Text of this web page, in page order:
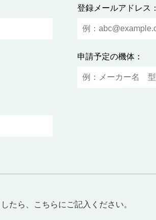
登録メールアドレス：
申請予定の機体：
たら、こちらにご記入ください。